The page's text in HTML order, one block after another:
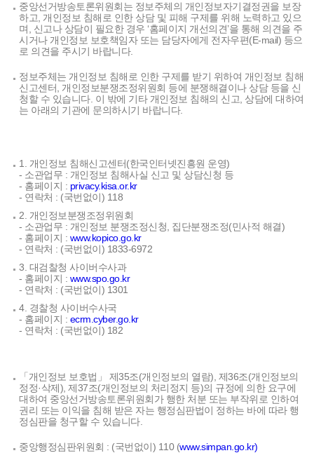
중앙선거방송토론위원회는 정보주체의 개인정보자기결정권을 보장
하고, 개인정보 침해로 인한 상담 및 피해 구제를 위해 노력하고 있으
며, 신고나 상담이 필요한 경우 ‘홈페이지 개선의견’을 통해 의견을 주
시거나 개인정보 보호책임자 또는 담당자에게 전자우편(E-mail) 등으
로 의견을 주시기 바랍니다.
정보주체는 개인정보 침해로 인한 구제를 받기 위하여 개인정보 침해
신고센터, 개인정보분쟁조정위원회 등에 분쟁해결이나 상담 등을 신
청할 수 있습니다. 이 밖에 기타 개인정보 침해의 신고, 상담에 대하여
는 아래의 기관에 문의하시기 바랍니다.
1. 개인정보 침해신고센터(한국인터넷진흥원 운영)
- 소관업무 : 개인정보 침해사실 신고 및 상담신청 등
- 홈페이지 : privacy.kisa.or.kr
- 연락처 : (국번없이) 118
2. 개인정보분쟁조정위원회
- 소관업무 : 개인정보 분쟁조정신청, 집단분쟁조정(민사적 해결)
- 홈페이지 : www.kopico.go.kr
- 연락처 : (국번없이) 1833-6972
3. 대검찰청 사이버수사과
- 홈페이지 : www.spo.go.kr
- 연락처 : (국번없이) 1301
4. 경찰청 사이버수사국
- 홈페이지 : ecrm.cyber.go.kr
- 연락처 : (국번없이) 182
「개인정보 보호법」 제35조(개인정보의 열람), 제36조(개인정보의
정정·삭제), 제37조(개인정보의 처리정지 등)의 규정에 의한 요구에
대하여 중앙선거방송토론위원회가 행한 처분 또는 부작위로 인하여
권리 또는 이익을 침해 받은 자는 행정심판법이 정하는 바에 따라 행
정심판을 청구할 수 있습니다.
중앙행정심판위원회 : (국번없이) 110 (www.simpan.go.kr)